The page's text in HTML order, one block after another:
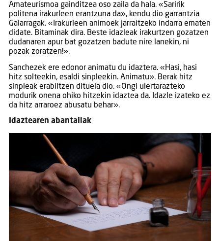
Amateurismoa gainditzea oso zaila da hala. «Saririk
politena irakurleen erantzuna da», kendu dio garrantzia
Galarragak. «Irakurleen animoek jarraitzeko indarra ematen
didate. Bitaminak dira. Beste idazleak irakurtzen gozatzen
dudanaren apur bat gozatzen badute nire lanekin, ni
pozak zoratzen!».
Sanchezek ere edonor animatu du idaztera. «Hasi, hasi
hitz solteekin, esaldi sinpleekin. Animatu». Berak hitz
sinpleak erabiltzen dituela dio. «Ongi ulertarazteko
modurik onena ohiko hitzekin idaztea da. Idazle izateko ez
da hitz arraroez abusatu behar».
Idaztearen abantailak